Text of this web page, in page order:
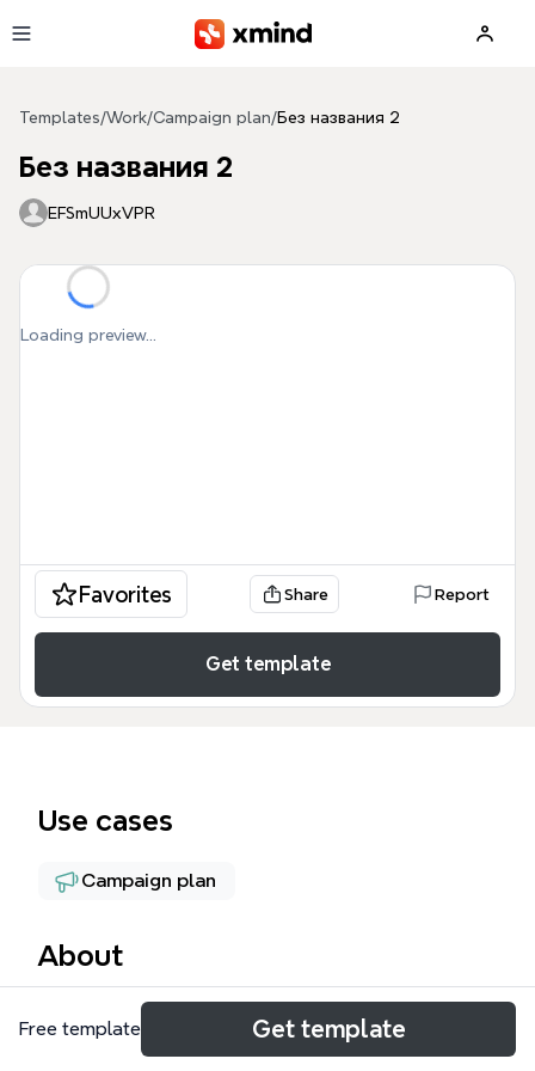
Templates/Work/Campaign plan/Без названия 2
Без названия 2
EFSmUUxVPR
Loading preview...
Favorites Share Report
Get template
Use cases
Campaign plan
About
Этот шаблон Дизайн интерьера Евгений
представляет собой комплексную стратегию
Free template Get template